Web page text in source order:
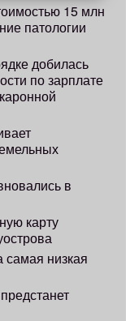
15 млн
патологии
добилась
по зарплате
в
карту
низкая